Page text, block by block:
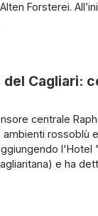
Forsterei.
Cagliari:
centrale
rossoblù
l'Hotel
e ha